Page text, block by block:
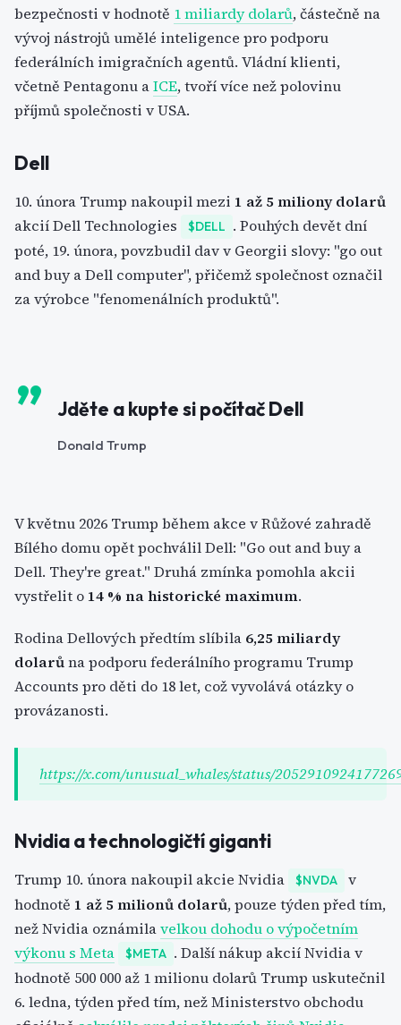
bezpečnosti v hodnotě 1 miliardy dolarů, částečně na
vývoj nástrojů umělé inteligence pro podporu
federálních imigračních agentů. Vládní klienti,
včetně Pentagonu aICE, tvoří více než polovinu
příjmů společnosti v USA.
Dell
10. února Trump nakoupil mezi 1 až 5 miliony dolarů
akcií Dell Technologies
$DELL . Pouhých devět dní
poté, 19. února, povzbudil dav v Georgii slovy: "go out
and buy a Dell computer", přičemž společnost označil
za výrobce "fenomenálních produktů".
Jděte a kupte si počítač Dell
Donald Trump
V květnu 2026 Trump během akce v Růžové zahradě
Bílého domu opět pochválil Dell: "Go out and buy a
Dell. They're great." Druhá zmínka pomohla akcii
vystřelit o 14 % na historické maximum.
Rodina Dellových předtím slíbila 6,25 miliardy
dolarůna podporu federálního programu Trump
Accounts pro děti do 18 let, což vyvolává otázky o
provázanosti.
https://x.com/unusual_whales/status/
Nvidia a technologičtí giganti
Trump 10. února nakoupil akcie Nvidia $NVDA
v
hodnotě 1 až 5 milionů dolarů, pouze týden před tím,
než Nvidia oznámilavelkou dohodu o výpočetním
výkonu s Meta
$META . Další nákup akcií Nvidia v
hodnotě 500 000 až 1 milionu dolarů Trump uskutečnil
6. ledna, týden před tím, než Ministerstvo obchodu